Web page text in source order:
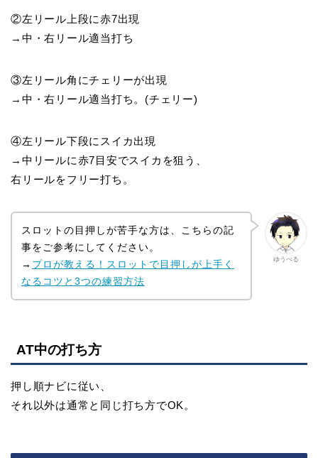
②左リール上段に赤7出現
→中・右リール適当打ち
③左リール角にチェリーが出現
→中・右リール適当打ち。(チェリー)
④左リール下段にスイカ出現
→中リールに赤7目安でスイカを狙う、
右リールをフリー打ち。
ゆうべる
スロットの目押しが苦手な方は、こちらの記
事をご参考にしてください。
→ プロが教える！スロットで目押しが上手く
なるコツと3つの練習方法
AT中の打ち方
押し順ナビに従い、
それ以外は通常と同じ打ち方でOK。